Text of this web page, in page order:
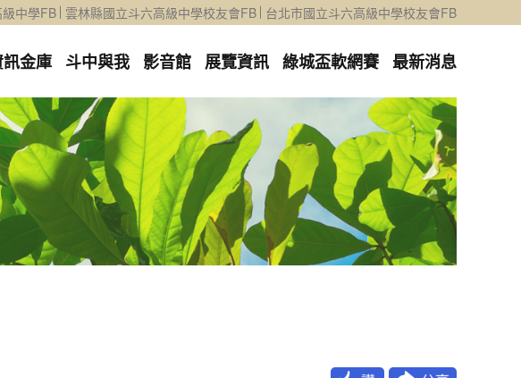
中學FB 雲林縣國立斗六高級中學校友會FB 台北市國立斗六高級中學校友會FB
金庫 斗中與我 影音館 展覽資訊 綠城盃軟網賽 最新消息